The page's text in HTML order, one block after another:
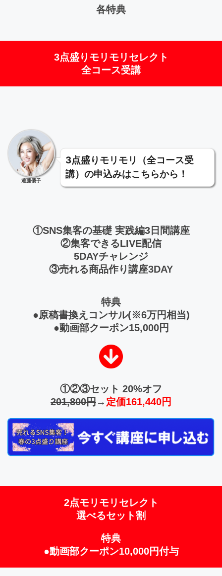
各特典
3点盛りモリモリセレクト
全コース受講
遠藤優子
3点盛りモリモリ（全コース受
講）の申込みはこちらから！
①SNS集客の基礎 実践編3日間講座
②集客できるLIVE配信
5DAYチャレンジ
③売れる商品作り講座3DAY
特典
●原稿書換えコンサル(※6万円相当)
●動画部クーポン15,000円
①②③セット 20%オフ
201,800円→ 定価161,440円
2点モリモリセレクト
選べるセット割
特典
●動画部クーポン10,000円付与